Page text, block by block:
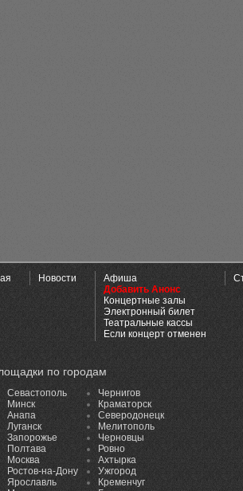
Новости
Афиша
Добавить Анонс
Концертные залы
Электронный билет
Театральные кассы
Если концерт отменен
по городам
Севастополь
Минск
Анапа
Луганск
Запорожье
Полтава
Москва
Ростов-на-Дону
Ярославль
Чернигов
Краматорск
Северодонецк
Мелитополь
Черновцы
Ровно
Ахтырка
Ужгород
Кременчуг